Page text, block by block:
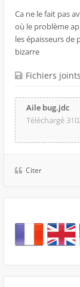
Ca ne le fait pas
où le problème
les épaisseurs de
bizarre
Fichiers joints
Aile bug.jdc
Téléchargé
Citer